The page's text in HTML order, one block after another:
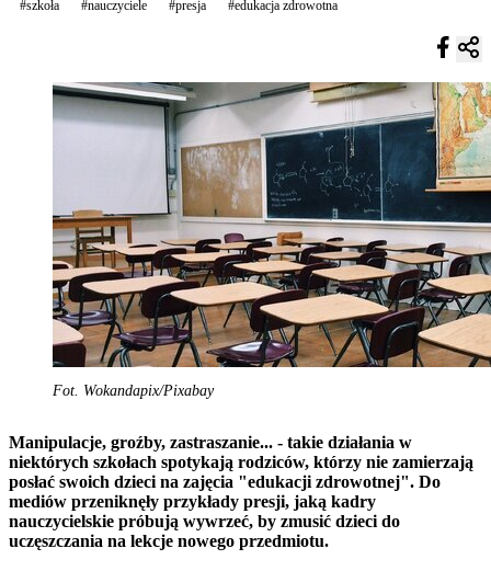
#szkoła #nauczyciele #presja #edukacja zdrowotna
Fot. Wokandapix/Pixabay
Manipulacje, groźby, zastraszanie... - takie działania w
niektórych szkołach spotykają rodziców, którzy nie zamierzają
posłać swoich dzieci na zajęcia "edukacji zdrowotnej". Do
mediów przeniknęły przykłady presji, jaką kadry
nauczycielskie próbują wywrzeć, by zmusić dzieci do
uczęszczania na lekcje nowego przedmiotu.